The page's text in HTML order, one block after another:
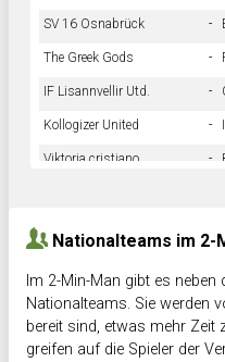
SV 16 Osnabrück -
The Greek Gods -
IF Lisannvellir Utd. -
Kollogizer United -
Viktoria cristiano -
Nationalteams im 2-
Im 2-Min-Man gibt es
Nationalteams. Sie werden
bereit sind, etwas mehr Zeit
greifen auf die Spieler der